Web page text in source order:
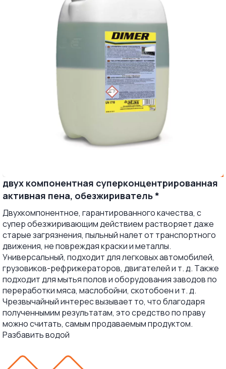
двух компонентная суперконцентрированная
активная пена, обезжириватель *
Двухкомпонентное, гарантированного качества, с
супер обезжиривающим действием растворяет даже
старые загрязнения, пыльный налет от транспортного
движения, не повреждая краски и металлы.
Универсальный, подходит для легковых автомобилей,
грузовиков-рефрижераторов, двигателей и т. д. Также
подходит для мытья полов и оборудования заводов по
переработки мяса, маслобойни, скотобоен и т. д.
Чрезвычайный интерес вызывает то, что благодаря
полученнымим результатам, это средство по праву
можно считать, самым продаваемым продуктом.
Разбавить водой